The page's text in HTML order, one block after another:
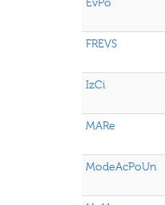
EvPo
FREVS
IzCi
MARe
ModeAcPoUn